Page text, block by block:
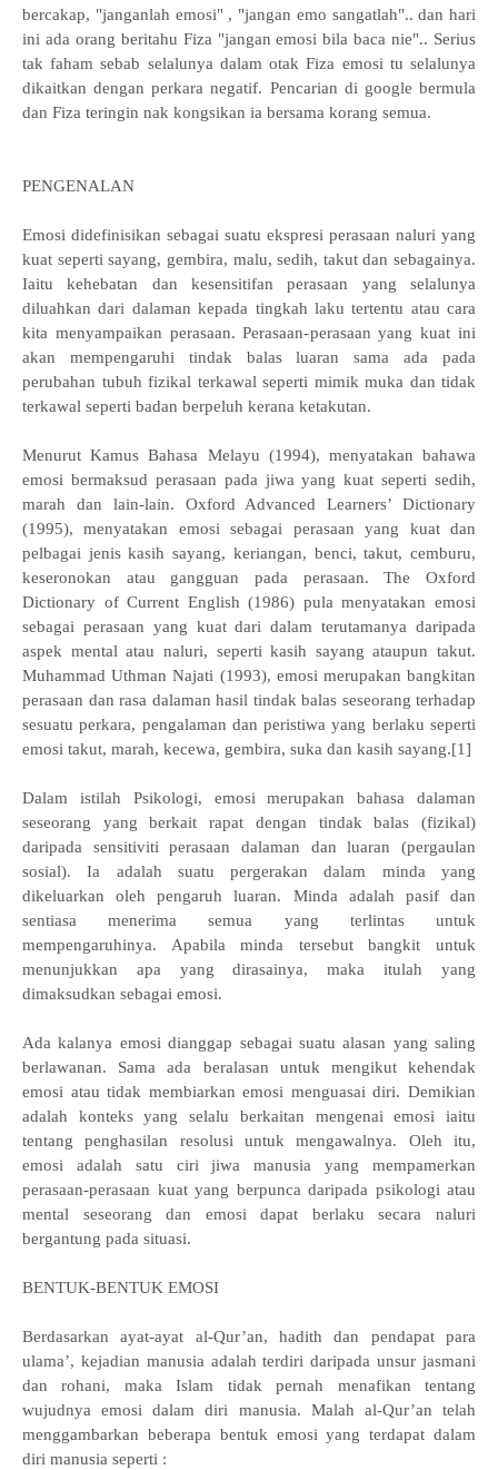
bercakap, "janganlah emosi" , "jangan emo sangatlah".. dan hari
ini ada orang beritahu Fiza "jangan emosi bila baca nie".. Serius
tak faham sebab selalunya dalam otak Fiza emosi tu selalunya
dikaitkan dengan perkara negatif. Pencarian di google bermula
dan Fiza teringin nak kongsikan ia bersama korang semua.
PENGENALAN
Emosi didefinisikan sebagai suatu ekspresi perasaan naluri yang
kuat seperti sayang, gembira, malu, sedih, takut dan sebagainya.
Iaitu kehebatan dan kesensitifan perasaan yang selalunya
diluahkan dari dalaman kepada tingkah laku tertentu atau cara
kita menyampaikan perasaan. Perasaan-perasaan yang kuat ini
akan mempengaruhi tindak balas luaran sama ada pada
perubahan tubuh fizikal terkawal seperti mimik muka dan tidak
terkawal seperti badan berpeluh kerana ketakutan.
Menurut Kamus Bahasa Melayu (1994), menyatakan bahawa
emosi bermaksud perasaan pada jiwa yang kuat seperti sedih,
marah dan lain-lain. Oxford Advanced Learners’ Dictionary
(1995), menyatakan emosi sebagai perasaan yang kuat dan
pelbagai jenis kasih sayang, keriangan, benci, takut, cemburu,
keseronokan atau gangguan pada perasaan. The Oxford
Dictionary of Current English (1986) pula menyatakan emosi
sebagai perasaan yang kuat dari dalam terutamanya daripada
aspek mental atau naluri, seperti kasih sayang ataupun takut.
Muhammad Uthman Najati (1993), emosi merupakan bangkitan
perasaan dan rasa dalaman hasil tindak balas seseorang terhadap
sesuatu perkara, pengalaman dan peristiwa yang berlaku seperti
emosi takut, marah, kecewa, gembira, suka dan kasih sayang.[1]
Dalam istilah Psikologi, emosi merupakan bahasa dalaman
seseorang yang berkait rapat dengan tindak balas (fizikal)
daripada sensitiviti perasaan dalaman dan luaran (pergaulan
sosial). Ia adalah suatu pergerakan dalam minda yang
dikeluarkan oleh pengaruh luaran. Minda adalah pasif dan
sentiasa menerima semua yang terlintas untuk
mempengaruhinya. Apabila minda tersebut bangkit untuk
menunjukkan apa yang dirasainya, maka itulah yang
dimaksudkan sebagai emosi.
Ada kalanya emosi dianggap sebagai suatu alasan yang saling
berlawanan. Sama ada beralasan untuk mengikut kehendak
emosi atau tidak membiarkan emosi menguasai diri. Demikian
adalah konteks yang selalu berkaitan mengenai emosi iaitu
tentang penghasilan resolusi untuk mengawalnya. Oleh itu,
emosi adalah satu ciri jiwa manusia yang mempamerkan
perasaan-perasaan kuat yang berpunca daripada psikologi atau
mental seseorang dan emosi dapat berlaku secara naluri
bergantung pada situasi.
BENTUK-BENTUK EMOSI
Berdasarkan ayat-ayat al-Qur’an, hadith dan pendapat para
ulama’, kejadian manusia adalah terdiri daripada unsur jasmani
dan rohani, maka Islam tidak pernah menafikan tentang
wujudnya emosi dalam diri manusia. Malah al-Qur’an telah
menggambarkan beberapa bentuk emosi yang terdapat dalam
diri manusia seperti :